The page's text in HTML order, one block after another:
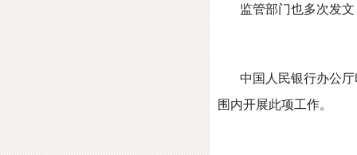
监管部门也多次发
中国人民银行办公
围内开展此项工作。